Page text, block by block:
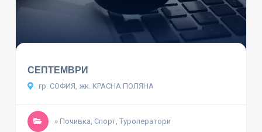
СЕПТЕМВРИ
гр. СОФИЯ, жк. КРАСНА ПОЛЯНА
» Почивка, Спорт, Туроператори